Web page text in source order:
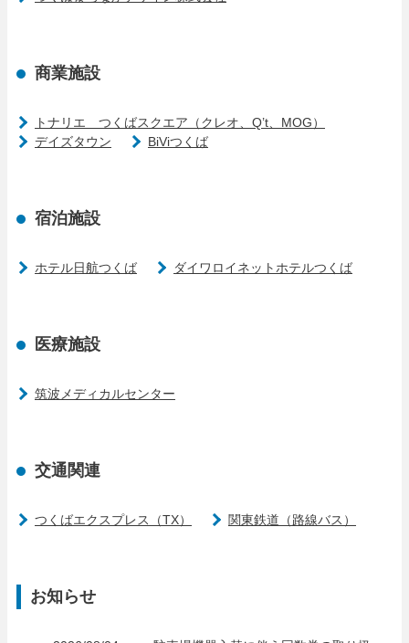
商業施設
トナリエ つくばスクエア（クレオ、Q’t、MOG）
デイズタウン
BiViつくば
宿泊施設
ホテル日航つくば ダイワロイネットホテルつくば
医療施設
筑波メディカルセンター
交通関連
つくばエクスプレス（TX） 関東鉄道（路線バス）
お知らせ